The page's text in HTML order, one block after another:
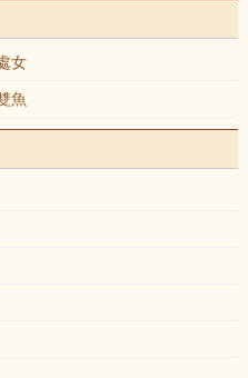
女
魚